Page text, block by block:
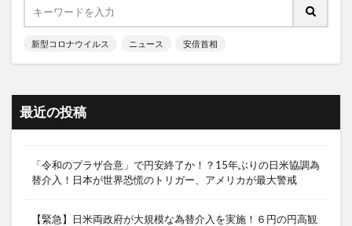
新型コロナウイルス ニュース 安倍首相
最近の投稿
「令和のプラザ合意」で円安終了か！？15年ぶりの日米協調為
替介入！日本が世界恐慌のトリガー、アメリカが最大警戒
【緊急】日米両政府が大規模な為替介入を実施！６円の円高観